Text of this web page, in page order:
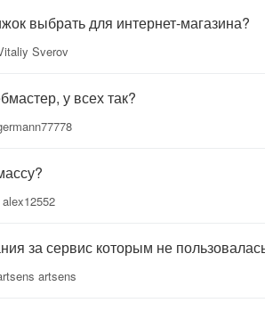
выбрать для интернет-магазина?
Sverov
у всех так?
alex12552
за сервис которым не
artsens